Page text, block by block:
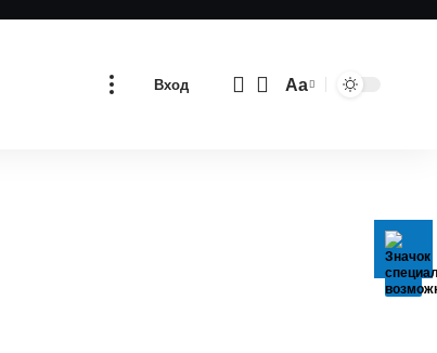
Вход
Изменение
Аа